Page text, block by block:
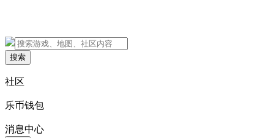
搜索
社区
乐币钱包
消息中心